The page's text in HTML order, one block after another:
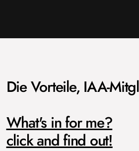
Die Vorteile, IAA-
What's in for me?
click and find out!